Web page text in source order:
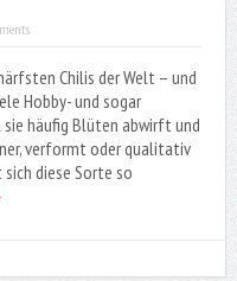
Chilis der Welt – und
Hobby- und sogar
sie häufig Blüten abwirft und
verformt oder qualitativ
diese Sorte so